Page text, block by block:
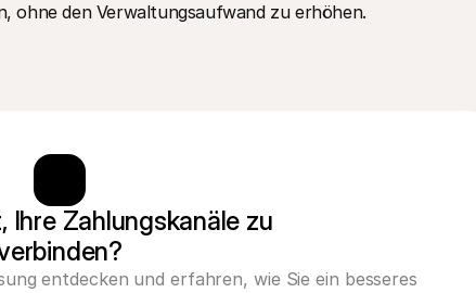
ohne den Verwaltungsaufwand zu erhöhen.
Ihre Zahlungskanäle zu
entdecken und erfahren, wie Sie ein besseres